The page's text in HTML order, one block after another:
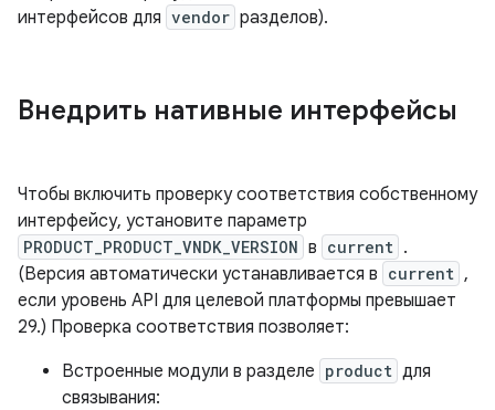
интерфейсов для vendor разделов).
Внедрить нативные интерфейсы
Чтобы включить проверку соответствия собственному
интерфейсу, установите параметр
PRODUCT_PRODUCT_VNDK_VERSION в current .
(Версия автоматически устанавливается в current ,
если уровень API для целевой платформы превышает
29.) Проверка соответствия позволяет:
Встроенные модули в разделе product для
связывания: